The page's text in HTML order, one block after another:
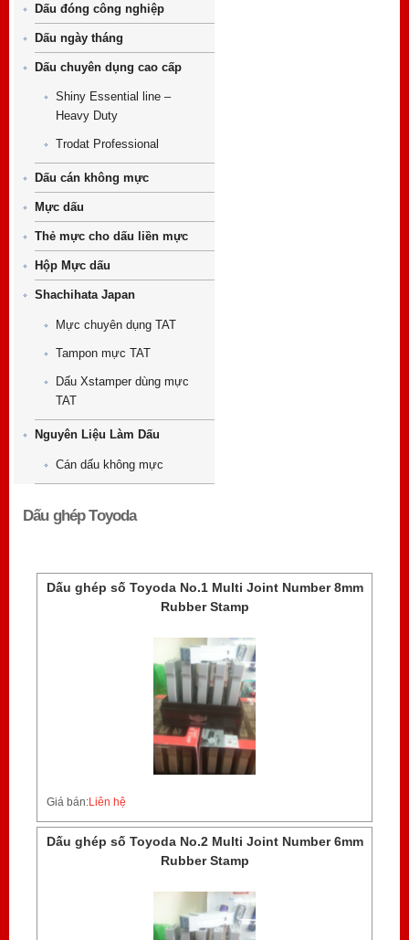
Dấu đóng công nghiệp
Dấu ngày tháng
Dấu chuyên dụng cao cấp
Shiny Essential line –
Heavy Duty
Trodat Professional
Dấu cán không mực
Mực dấu
Thẻ mực cho dấu liền mực
Hộp Mực dấu
Shachihata Japan
Mực chuyên dụng TAT
Tampon mực TAT
Dấu Xstamper dùng mực
TAT
Nguyên Liệu Làm Dấu
Cán dấu không mực
Dấu ghép Toyoda
Dấu ghép số Toyoda No.1 Multi Joint Number 8mm
Rubber Stamp
Giá bán:Liên hệ
Dấu ghép số Toyoda No.2 Multi Joint Number 6mm
Rubber Stamp